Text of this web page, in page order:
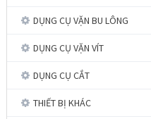
DỤNG CỤ VẶN BU LÔNG
DỤNG CỤ VẶN VÍT
DỤNG CỤ CẮT
THIẾT BỊ KHÁC